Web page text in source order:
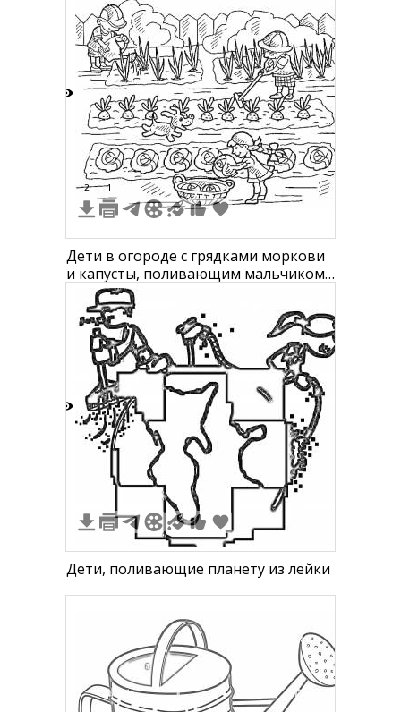
2 1
Дети в огороде с грядками моркови
и капусты, поливающим мальчиком,
девочкой с корзиной, мальчиком с
сапой и собакой
Дети, поливающие планету из лейки